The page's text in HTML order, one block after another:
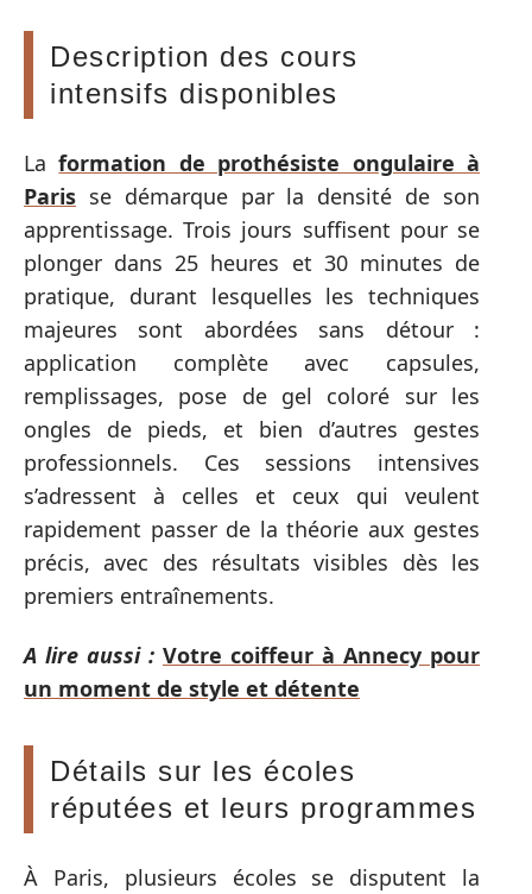
Description des cours
intensifs disponibles
Laformation de prothésiste ongulaire à
Paris se démarque par la densité de son
apprentissage. Trois jours suffisent pour se
plonger dans 25 heures et 30 minutes de
pratique, durant lesquelles les techniques
majeures sont abordées sans détour :
application complète avec capsules,
remplissages, pose de gel coloré sur les
ongles de pieds, et bien d’autres gestes
professionnels. Ces sessions intensives
s’adressent à celles et ceux qui veulent
rapidement passer de la théorie aux gestes
précis, avec des résultats visibles dès les
premiers entraînements.
A lire aussi : Votre coiffeur à Annecy pour
un moment de style et détente
Détails sur les écoles
réputées et leurs programmes
À Paris, plusieurs écoles se disputent la